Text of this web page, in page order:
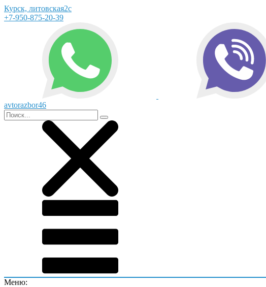
Курск, литовская2с
+7-950-875-20-39
avtorazbor46
Меню: